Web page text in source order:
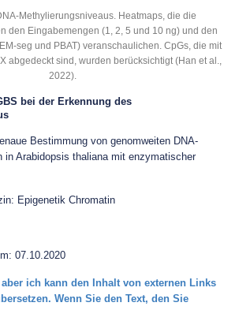
Methylierungsniveaus. Heatmaps, die die
den Eingabemengen (1, 2, 5 und 10 ng) und den
seg und PBAT) veranschaulichen. CpGs, die mit
abgedeckt sind, wurden berücksichtigt (Han et al.,
2022).
bei der Erkennung des
Bestimmung von genomweiten DNA-
in Arabidopsis thaliana mit enzymatischer
Epigenetik Chromatin
07.10.2020
ich kann den Inhalt von externen Links
Wenn Sie den Text, den Sie